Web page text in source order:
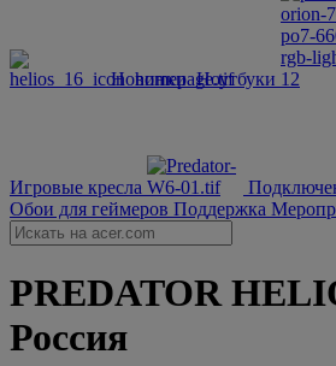
Новинки Ноутбуки
Игровые кресла
Обои для геймеров Поддержка
PREDATOR
Россия